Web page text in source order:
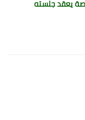
يعقد جلسته